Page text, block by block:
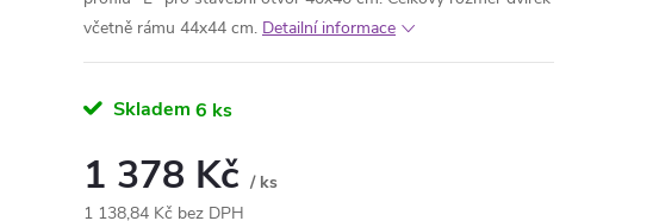
včetně rámu 44x44 cm. Detailní informace
Skladem 6 ks
1 378 Kč / ks
1 138,84 Kč bez DPH